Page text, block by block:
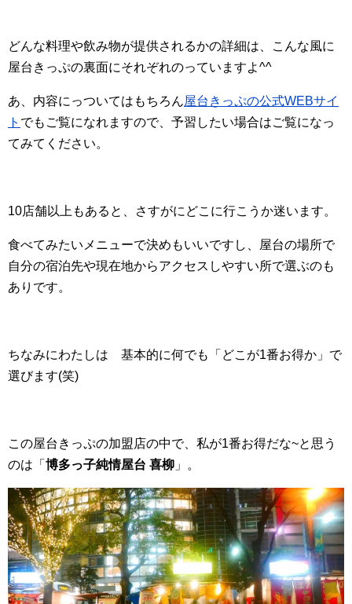
どんな料理や飲み物が提供されるかの詳細は、こんな風に
屋台きっぷの裏面にそれぞれのっていますよ^^
あ、内容にっついてはもちろん屋台きっぷの公式WEBサイ
ト でもご覧になれますので、予習したい場合はご覧になっ
てみてください。
10店舗以上もあると、さすがにどこに行こうか迷います。
食べてみたいメニューで決めもいいですし、屋台の場所で
自分の宿泊先や現在地からアクセスしやすい所で選ぶのも
ありです。
ちなみにわたしは 基本的に何でも「どこが1番お得か」で
選びます(笑)
この屋台きっぷの加盟店の中で、私が1番お得だな~と思う
のは「 博多っ子純情屋台 喜柳 」。